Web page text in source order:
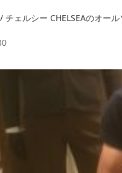
ェルシー CHELSEAのオー